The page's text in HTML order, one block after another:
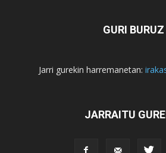
GURI BURUZ
Jarri gurekin harremanetan:
JARRAITU